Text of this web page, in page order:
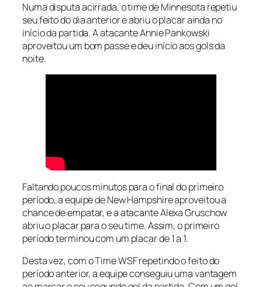
Numa disputa acirrada, o time de Minnesota repetiu
seu feito do dia anterior e abriu o placar ainda no
início da partida. A atacante Annie Pankowski
aproveitou um bom passe e deu início aos gols da
noite.
Faltando poucos minutos para o final do primeiro
período, a equipe de New Hampshire aproveitou a
chance de empatar, e a atacante Alexa Gruschow
abriu o placar para o seu time. Assim, o primeiro
período terminou com um placar de 1 a 1.
Desta vez, com o Time WSF repetindo o feito do
período anterior, a equipe conseguiu uma vantagem